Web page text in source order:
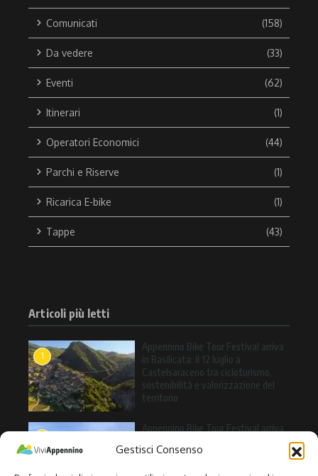
Gestisci Consenso
Comunicati (158)
Da vedere (33)
Eventi (62)
Itinerari (1)
Operatori Economici (44)
Parchi e Riserve (1)
Ricarica E-bike (1)
Tappe (43)
Articoli più letti
1
Appennino Bike Tour Festival arriva
in Basilicata: il 12 luglio a
Castelsaraceno tra cicloturismo,
sostenibilità e valorizzazione del
territorio
Appennino Bike Tour Festival arriva
giornata tra cicloturismo, natura e